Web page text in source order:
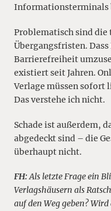
Informationsterminals
Problematisch sind die
Übergangsfristen.
Barrierefreiheit
existiert seit Jahren.
Verlage müssen sofort
Das verstehe ich nicht.
Schade ist außerdem,
abgedeckt sind – die
überhaupt nicht.
FH:Als letzte Frage ein
Verlagshäusern als
auf den Weg geben?